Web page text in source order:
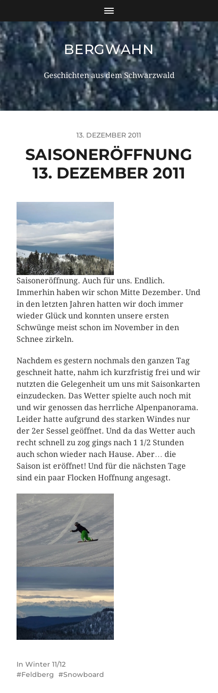
BERGWAHN
Geschichten aus dem Schwarzwald
13. DEZEMBER 2011
SAISONERÖFFNUNG
13. DEZEMBER 2011
Saisoneröffnung. Auch für uns. Endlich.
Immerhin haben wir schon Mitte Dezember. Und
in den letzten Jahren hatten wir doch immer
wieder Glück und konnten unsere ersten
Schwünge meist schon im November in den
Schnee zirkeln.
Nachdem es gestern nochmals den ganzen Tag
geschneit hatte, nahm ich kurzfristig frei und wir
nutzten die Gelegenheit um uns mit Saisonkarten
einzudecken. Das Wetter spielte auch noch mit
und wir genossen das herrliche Alpenpanorama.
Leider hatte aufgrund des starken Windes nur
der 2er Sessel geöffnet. Und da das Wetter auch
recht schnell zu zog gings nach 1 1/2 Stunden
auch schon wieder nach Hause. Aber… die
Saison ist eröffnet! Und für die nächsten Tage
sind ein paar Flocken Hoffnung angesagt.
In Winter 11/12
Feldberg
Snowboard